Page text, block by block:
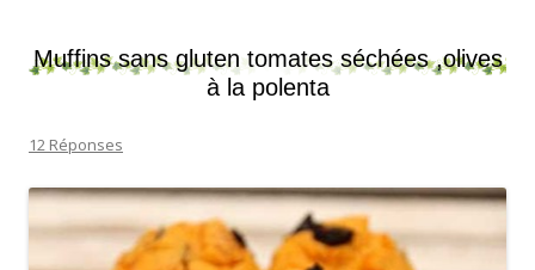
Muffins sans gluten tomates séchées ,olives
à la polenta
12 Réponses